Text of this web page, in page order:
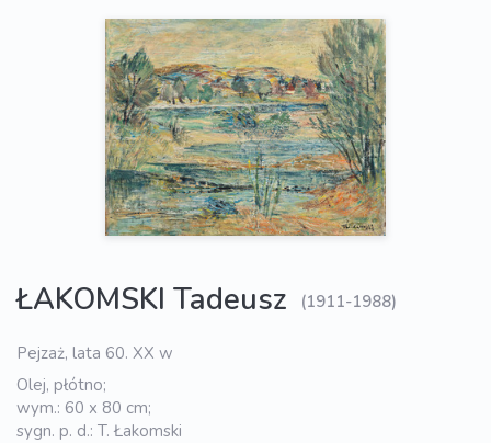
ŁAKOMSKI Tadeusz (1911-1988)
Pejzaż, lata 60. XX w
Olej, płótno;
wym.: 60 x 80 cm;
sygn. p. d.: T. Łakomski